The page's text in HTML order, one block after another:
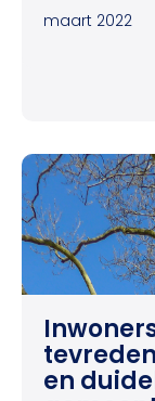
maart 2022
en